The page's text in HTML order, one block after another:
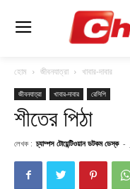
হোম জীবনযাত্রা খাবার-দাবার
জীবনযাত্রা খাবার-দাবার রেসিপি
শীতের পিঠা
লেখক : চ্যাম্পস টোয়েন্টিওয়ান ডটকম ডেস্ক -